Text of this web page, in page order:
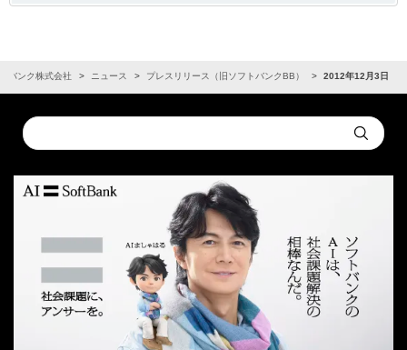
バンク株式会社 ニュース プレスリリース（旧ソフトバンクBB） 2012年12月3日
Conduct
a
Submit